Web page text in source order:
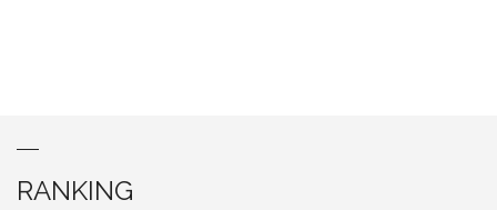
RANKING